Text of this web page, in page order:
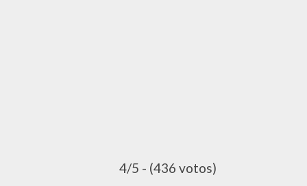
4/5 - (436 votos)